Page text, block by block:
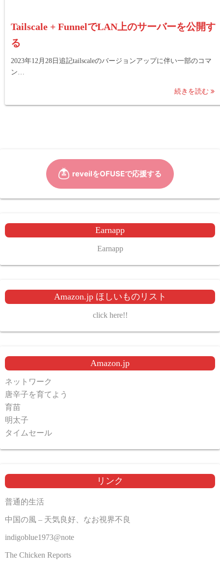
Tailscale + FunnelでLAN上のサーバーを公開す
る
2023年12月28日追記tailscaleのバージョンアップに伴い一部のコマ
ン…
続きを読む
Earnapp
Earnapp
Amazon.jp ほしいものリスト
click here!!
Amazon.jp
ネットワーク
唐辛子を育てよう
育苗
明太子
タイムセール
リンク
普通的生活
中国の風 – 天気良好、なお視界不良
indigoblue1973@note
The Chicken Reports